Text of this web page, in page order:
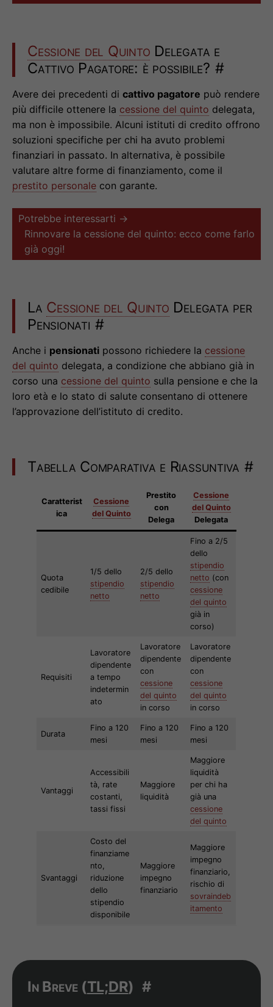
Cessione del Quinto Delegata e
Cattivo Pagatore: è possibile? #
Avere dei precedenti di cattivo pagatore può rendere
più difficile ottenere la cessione del quinto delegata,
ma non è impossibile. Alcuni istituti di credito offrono
soluzioni specifiche per chi ha avuto problemi
finanziari in passato. In alternativa, è possibile
valutare altre forme di finanziamento, come il
prestito personale con garante.
Potrebbe interessarti →
Rinnovare la cessione del quinto: ecco come farlo
già oggi!
La Cessione del Quinto Delegata per
Pensionati #
Anche i pensionati possono richiedere la cessione
del quinto delegata, a condizione che abbiano già in
corso una cessione del quinto sulla pensione e che la
loro età e lo stato di salute consentano di ottenere
l’approvazione dell’istituto di credito.
Tabella Comparativa e Riassuntiva #
Caratterist
ica
Cessione
del Quinto
Prestito
con
Delega
Cessione
del Quinto
Delegata
Quota
cedibile
1/5 dello
stipendio
netto
2/5 dello
stipendio
netto
Fino a 2/5
dello
stipendio
netto (con
cessione
del quinto
già in
corso)
Requisiti
Lavoratore
dipendente
a tempo
indetermin
ato
Lavoratore
dipendente
con
cessione
del quinto
in corso
Lavoratore
dipendente
con
cessione
del quinto
in corso
Durata
Fino a 120
mesi
Fino a 120
mesi
Fino a 120
mesi
Vantaggi
Accessibili
tà, rate
costanti,
tassi fissi
Maggiore
liquidità
Maggiore
liquidità
per chi ha
già una
cessione
del quinto
Svantaggi
Costo del
finanziame
nto,
riduzione
dello
stipendio
disponibile
Maggiore
impegno
finanziario
Maggiore
impegno
finanziario,
rischio di
sovraindeb
itamento
In Breve (TL;DR) #